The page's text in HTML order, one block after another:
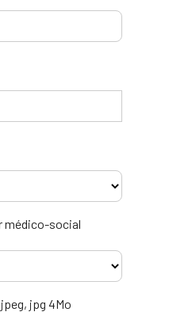
médico-social
jpg 4Mo